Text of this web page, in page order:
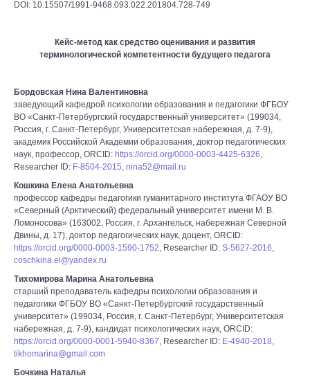
DOI: 10.15507/1991-9468.093.022.201804.728-749
Кейс-метод как средство оценивания и развития
терминологической компетентности будущего педагога
Бордовская Нина Валентиновна
заведующий кафедрой психологии образования и педагогики ФГБОУ
ВО «Санкт-Петербургский государственный университет» (199034,
Россия, г. Санкт-Петербург, Университетская набережная, д. 7-9),
академик Российской Академии образования, доктор педагогических
наук, профессор, ORCID: https://orcid.org/0000-0003-4425-6326,
Researcher ID: F-8504-2015, nina52@mail.ru
Кошкина Елена Анатольевна
профессор кафедры педагогики гуманитарного института ФГАОУ ВО
«Северный (Арктический) федеральный университет имени М. В.
Ломоносова» (163002, Россия, г. Архангельск, набережная Северной
Двины, д. 17), доктор педагогических наук, доцент, ORCID:
https://orcid.org/0000-0003-1590-1752, Researcher ID: S-5627-2016,
coschkina.el@yandex.ru
Тихомирова Марина Анатольевна
старший преподаватель кафедры психологии образования и
педагогики ФГБОУ ВО «Санкт-Петербургский государственный
университет» (199034, Россия, г. Санкт-Петербург, Университетская
набережная, д. 7-9), кандидат психологических наук, ORCID:
https://orcid.org/0000-0001-5940-8367, Researcher ID: E-4940-2018,
tikhomarina@gmail.com
Бочкина Наталья